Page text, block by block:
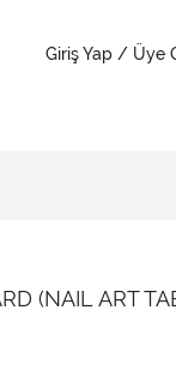
Giriş Yap / Üye
(NAIL ART